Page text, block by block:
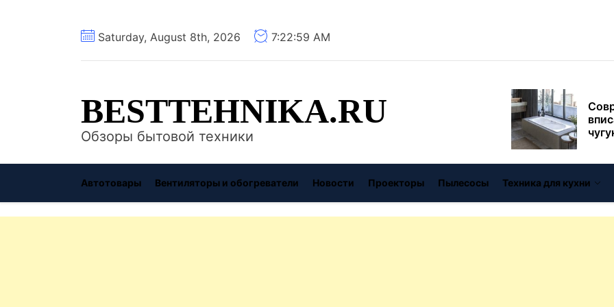
Saturday, August 8th, 2026 7:23:00 AM
BESTTEHNIKA.RU
Обзоры бытовой техники
Автотовары Вентиляторы и обогреватели Новости Проекторы Пылесосы Техника для кухни